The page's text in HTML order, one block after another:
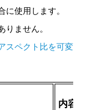
に使用します。
ません。
スペクト比を可変
内容